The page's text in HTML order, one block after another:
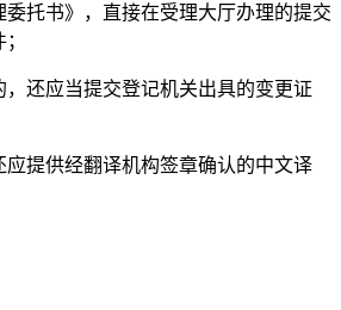
托书》，直接在受理大厅办理的提交
还应当提交登记机关出具的变更证
应提供经翻译机构签章确认的中文译